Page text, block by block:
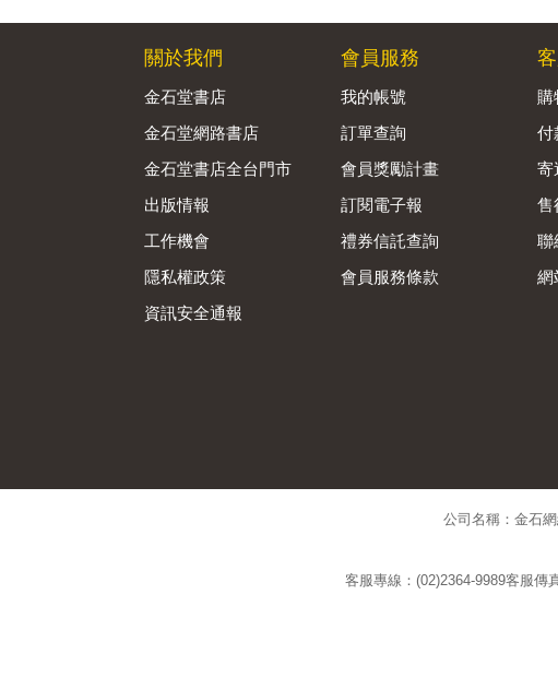
關於我們
金石堂書店
金石堂網路書店
金石堂書店全台門市
出版情報
工作機會
隱私權政策
資訊安全通報
會員服務
我的帳號
訂單查詢
會員獎勵計畫
訂閱電子報
禮券信託查詢
會員服務條款
購
付
寄
售
聯
網
公司名稱：金石
客服專線：(02)2364-9989客服傳